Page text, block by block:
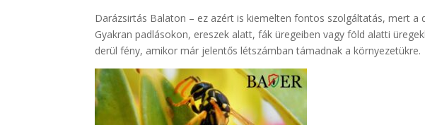
Darázsirtás Balaton – ez azért is kiemelten fontos szolgáltatás, mert a
Gyakran padlásokon, ereszek alatt, fák üregeiben vagy föld alatti
derül fény, amikor már jelentős létszámban támadnak a környezetükre.